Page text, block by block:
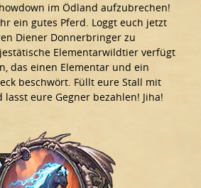
im Ödland aufzubrechen!
ein gutes Pferd. Loggt euch jetzt
Diener Donnerbringer zu
Elementarwildtier verfügt
das einen Elementar und ein
beschwört. Füllt eure Stall mit
eure Gegner bezahlen! Jiha!